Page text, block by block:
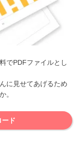
でPDFファイルとし
に見せてあげるため
。
ード